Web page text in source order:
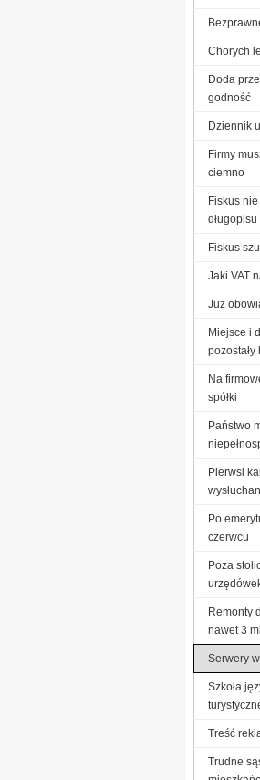
Chorych
Doda
godność
Dziennik
Firmy
ciemno
Fiskus
długopisu
Fiskus
Jaki VAT
Już
Miejsce i
pozostały
Na
spółki
Państwo
Pierwsi
Po
czerwcu
Poza
Remonty
nawet 3
Serwery
Szkoła
Treść
Trudne